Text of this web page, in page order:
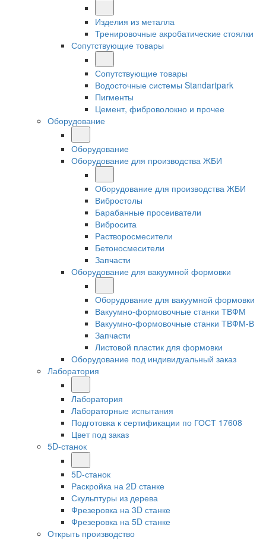
Изделия из металла
Тренировочные акробатические стоялки
Сопутствующие товары
Сопутствующие товары
Водосточные системы Standartpark
Пигменты
Цемент, фиброволокно и прочее
Оборудование
Оборудование
Оборудование для производства ЖБИ
Оборудование для производства ЖБИ
Вибростолы
Барабанные просеиватели
Вибросита
Растворосмесители
Бетоносмесители
Запчасти
Оборудование для вакуумной формовки
Оборудование для вакуумной формовки
Вакуумно-формовочные станки ТВФМ
Вакуумно-формовочные станки ТВФМ-В
Запчасти
Листовой пластик для формовки
Оборудование под индивидуальный заказ
Лаборатория
Лаборатория
Лабораторные испытания
Подготовка к сертификации по ГОСТ 17608
Цвет под заказ
5D-станок
5D-станок
Раскройка на 2D станке
Скульптуры из дерева
Фрезеровка на 3D станке
Фрезеровка на 5D станке
Открыть производство